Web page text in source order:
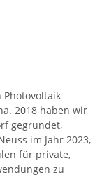
2018 haben wir
gegründet,
im Jahr 2023,
für private,
zu